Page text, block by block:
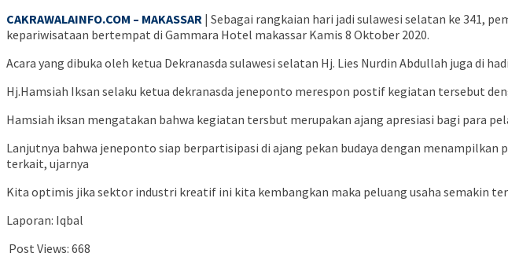
CAKRAWALAINFO.COM – MAKASSAR | Sebagai rangkaian hari jadi sulawesi selatan ke 341,
kepariwisataan bertempat di Gammara Hotel makassar Kamis 8 Oktober 2020.
Acara yang dibuka oleh ketua Dekranasda sulawesi selatan Hj. Lies Nurdin Abdullah juga di
Hj.Hamsiah Iksan selaku ketua dekranasda jeneponto merespon postif kegiatan tersebut
Hamsiah iksan mengatakan bahwa kegiatan tersbut merupakan ajang apresiasi bagi para
Lanjutnya bahwa jeneponto siap berpartisipasi di ajang pekan budaya dengan
terkait, ujarnya
Kita optimis jika sektor industri kreatif ini kita kembangkan maka peluang usaha semakin
Laporan: Iqbal
Post Views: 668